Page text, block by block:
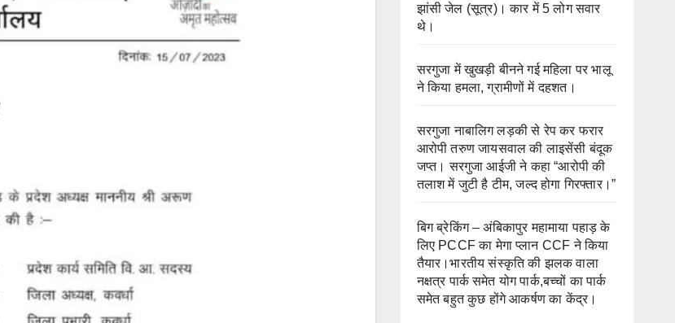
झांसी जेल (सूत्र)। कार में 5 लोग सवार
थे।
सरगुजा में खुखड़ी बीनने गई महिला पर भालू
ने किया हमला, ग्रामीणों में दहशत।
सरगुजा नाबालिग लड़की से रेप कर फरार
आरोपी तरुण जायसवाल की लाइसेंसी बंदूक
जप्त। सरगुजा आईजी ने कहा “आरोपी की
तलाश में जुटी है टीम, जल्द होगा गिरफ्तार।”
बिग ब्रेकिंग – अंबिकापुर महामाया पहाड़ के
लिए PCCF का मेगा प्लान CCF ने किया
तैयार।भारतीय संस्कृति की झलक वाला
नक्षत्र पार्क समेत योग पार्क,बच्चों का पार्क
समेत बहुत कुछ होंगे आकर्षण का केंद्र।